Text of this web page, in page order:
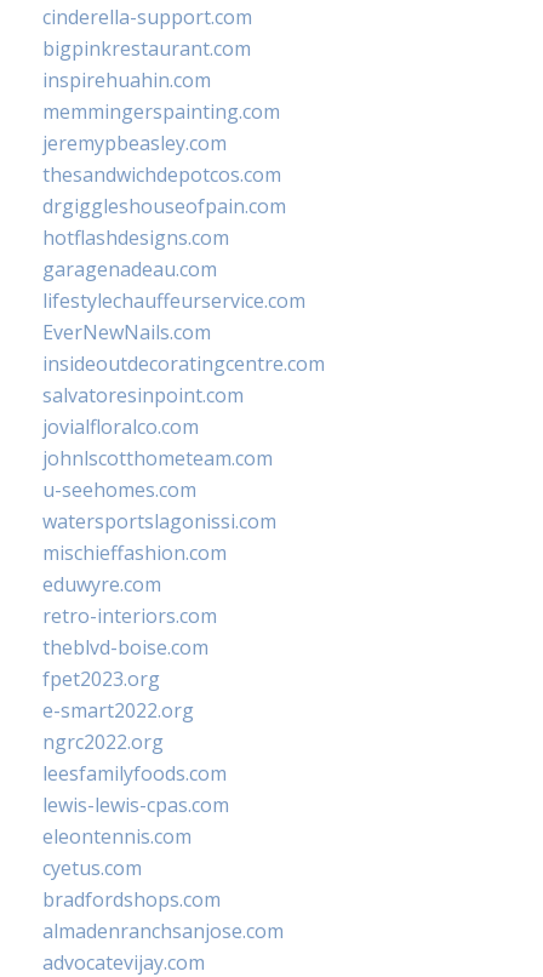
cinderella-support.com
bigpinkrestaurant.com
inspirehuahin.com
memmingerspainting.com
jeremypbeasley.com
thesandwichdepotcos.com
drgiggleshouseofpain.com
hotflashdesigns.com
garagenadeau.com
lifestylechauffeurservice.com
EverNewNails.com
insideoutdecoratingcentre.com
salvatoresinpoint.com
jovialfloralco.com
johnlscotthometeam.com
u-seehomes.com
watersportslagonissi.com
mischieffashion.com
eduwyre.com
retro-interiors.com
theblvd-boise.com
fpet2023.org
e-smart2022.org
ngrc2022.org
leesfamilyfoods.com
lewis-lewis-cpas.com
eleontennis.com
cyetus.com
bradfordshops.com
almadenranchsanjose.com
advocatevijay.com